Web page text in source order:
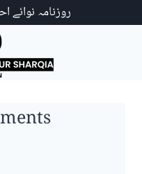
روزنامہ نوائے